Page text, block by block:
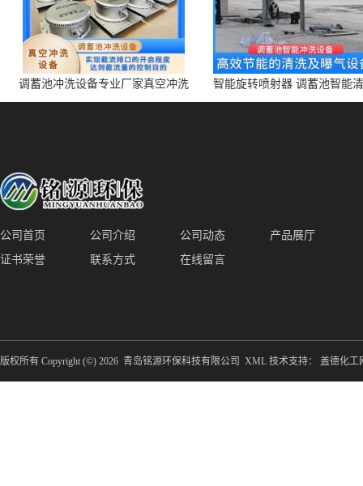
调蓄池冲洗设备专业厂家真空冲洗
装置厂家青岛铭源环保减少堵塞设
智能旋转喷射器 调蓄池智能
点对点面对面旋转清洗
公司首页 公司介绍 公司动态
产品展厅
证书荣誉
联系方式 在线留言
版权所有 Copyright (©) 2026 青岛铭源环保科技有限公司 XML 技术支持： 盖德化工